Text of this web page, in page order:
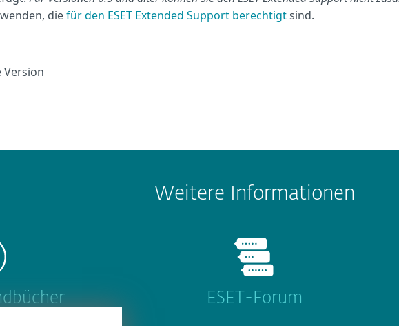
diefür den ESET Extended Support berechtigtsind.
Version
Weitere Informationen
ESET-Forum